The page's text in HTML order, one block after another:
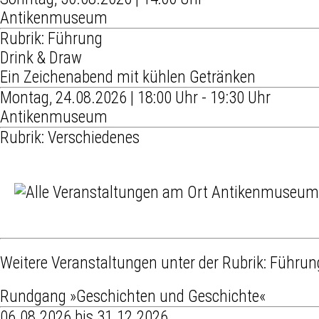
Antikenmuseum
Rubrik: Führung
Drink & Draw
Ein Zeichenabend mit kühlen Getränken
Montag, 24.08.2026 | 18:00 Uhr - 19:30 Uhr
Antikenmuseum
Rubrik: Verschiedenes
Weitere Veranstaltungen unter der Rubrik:
Rundgang »Geschichten und Geschichte«